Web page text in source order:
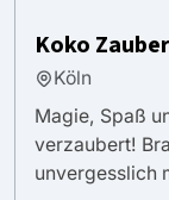
Koko
Köln
Magie, Spaß
verzaubert!
unvergesslich